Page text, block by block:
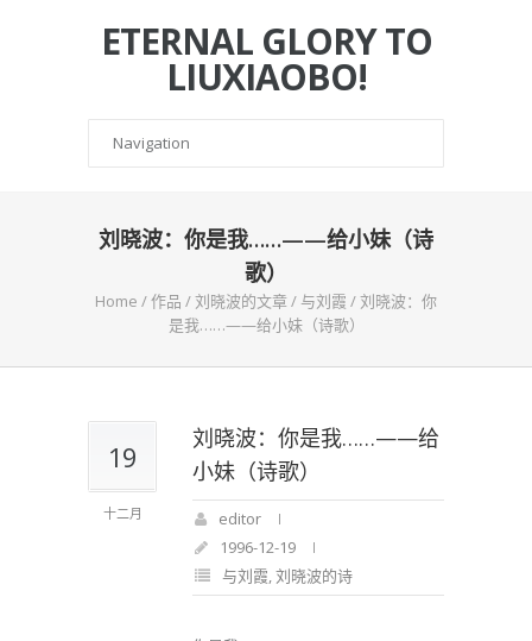
ETERNAL GLORY TO
LIUXIAOBO!
刘晓波：你是我……——给小妹（诗
歌）
Home /作品 /刘晓波的文章/ 与刘霞 /刘晓波：你
是我……——给小妹（诗歌）
19
十二月
刘晓波：你是我……——给
小妹（诗歌）
editor
1996-12-19
与刘霞,刘晓波的诗